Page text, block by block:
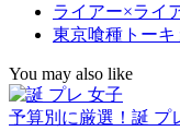
ライアー×ライ
東京喰種トーキ
You may also like
予算別に厳選！誕 プ